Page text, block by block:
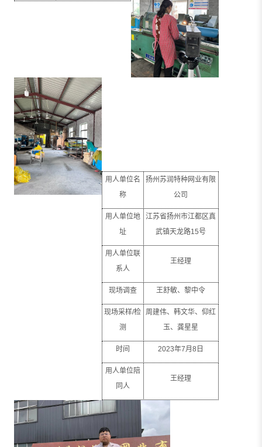
用人单位名
称
扬州苏润特种网业有限
公司
用人单位地
址
江苏省扬州市江都区真
武镇天龙路15号
用人单位联
系人
王经理
现场调查 王舒敏、黎中令
现场采样/检
测
周建伟、韩文华、仰红
玉、龚星星
时间 2023年7月8 日
用人单位陪
同人
王经理